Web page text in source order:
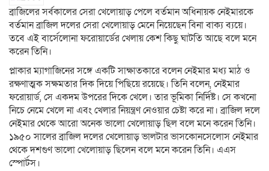
ব্রাজিলের সর্বকালের সেরা খেলোয়াড় পেলে বর্তমান অধিনায়ক নেইমারকে
বর্তমান ব্রাজিল দলের সেরা খেলোয়াড় মেনে নিয়েছেন বিনা বাক্য ব্যয়ে।
তবে এই বার্সেলোনা ফরোয়ার্ডের খেলায় কেশ কিছু ঘাটতি আছে বলে মনে
করেন তিনি।
প্লাকার ম্যাগাজিনের সঙ্গে একটি সাক্ষাতকারে বলেন নেইমার মধ্য মাঠ ও
রক্ষণাত্মক সক্ষমতার দিক দিয়ে পিছিয়ে রয়েছে। তিনি বলেন, নেইমার
ফরোয়ার্ড, সে একদম উপরের দিকে খেলে। তার ভূমিকা নির্দিষ্ট। সে কখনো
নিচে নেমে খেলে না এবং খেলার নিয়ন্ত্রণ নেওয়ার চেষ্টা করে না। ব্রাজিল দলে
নেইমার থেকে আরো অনেক ভালো খেলোয়াড় ছিল বলে মনে করেন তিনি।
১৯৫০ সালের ব্রাজিল দলের খেলোয়াড় ভালটার ভাসকোনসেলোস নেইমার
থেকে দশগুণ ভালো খেলোয়াড় ছিলেন বলে মনে করেন তিনি। এএস
স্পোর্টস।